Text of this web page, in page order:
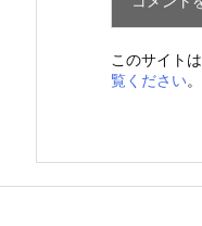
このサイト
覧ください。